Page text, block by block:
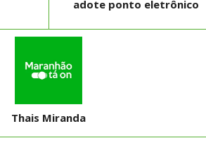
adote ponto eletrônico
Thais Miranda